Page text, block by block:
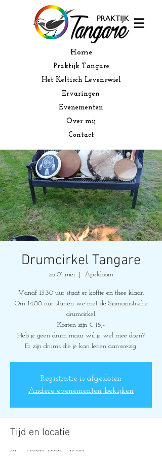
Home
Praktijk Tangare
Het Keltisch Levenswiel
Ervaringen
Evenementen
Over mij
Contact
Drumcirkel Tangare
zo 01 mei Apeldoorn
Vanaf 13.30 uur staat er koffie en thee klaar.
Om 14.00 uur starten we met de Sjamanistische
drumcirkel.
Kosten zijn € 15,-
Heb je geen drum maar wil je wel mee doen?
Er zijn drums die je kan lenen aanwezig.
Registratie is afgesloten
Andere evenementen bekijken
Tijd en locatie
01 mei 2022, 14:00 – 16:00